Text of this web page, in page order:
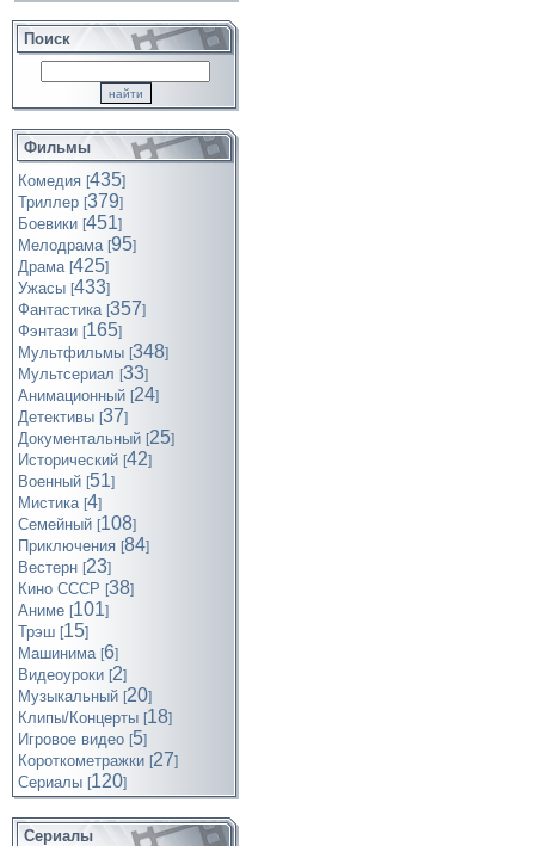
Поиск
Фильмы
Комедия [435]
Триллер [379]
Боевики [451]
Мелодрама [95]
Драма [425]
Ужасы [433]
Фантастика [357]
Фэнтази [165]
Мультфильмы [348]
Мультсериал [33]
Анимационный [24]
Детективы [37]
Документальный [25]
Исторический [42]
Военный [51]
Мистика [4]
Семейный [108]
Приключения [84]
Вестерн [23]
Кино СССР [38]
Аниме [101]
Трэш [15]
Машинима [6]
Видеоуроки [2]
Музыкальный [20]
Клипы/Концерты [18]
Игровое видео [5]
Короткометражки [27]
Cериалы [120]
Сериалы